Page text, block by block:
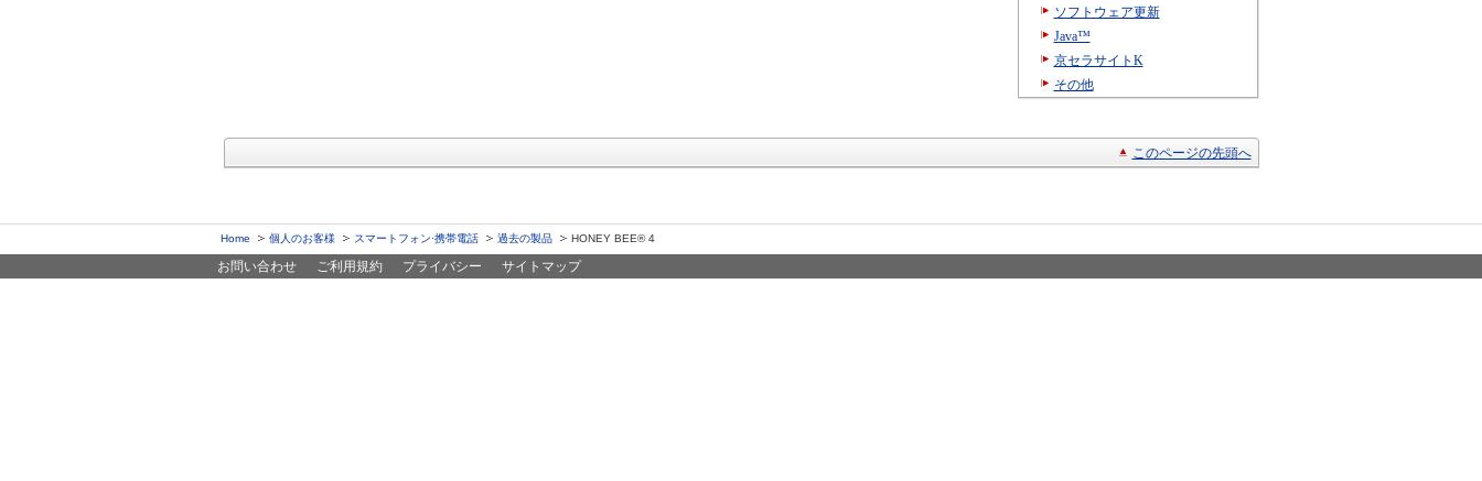
ソフトウェア更新
Java™
京セラサイトK
その他
このページの先頭へ
Home 個人のお客様 スマートフォン·携帯電話 過去の製品 HONEY BEE® 4
お問い合わせ ご利用規約 プライバシー サイトマップ